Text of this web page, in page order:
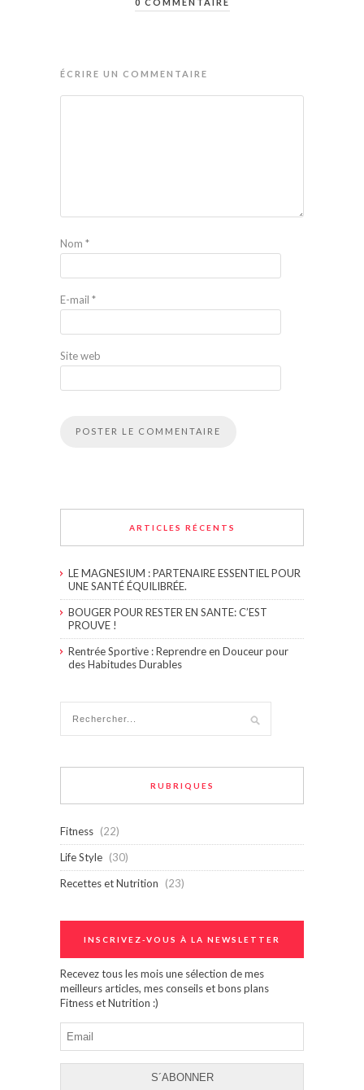
0 COMMENTAIRE
ÉCRIRE UN COMMENTAIRE
Nom *
E-mail *
Site web
ARTICLES RÉCENTS
LE MAGNESIUM : PARTENAIRE ESSENTIEL POUR
UNE SANTÉ ÉQUILIBRÉE.
BOUGER POUR RESTER EN SANTE: C’EST
PROUVE !
Rentrée Sportive : Reprendre en Douceur pour
des Habitudes Durables
RUBRIQUES
Fitness (22)
Life Style (30)
Recettes et Nutrition
(23)
INSCRIVEZ-VOUS À LA NEWSLETTER
Recevez tous les mois une sélection de mes
meilleurs articles, mes conseils et bons plans
Fitness et Nutrition :)